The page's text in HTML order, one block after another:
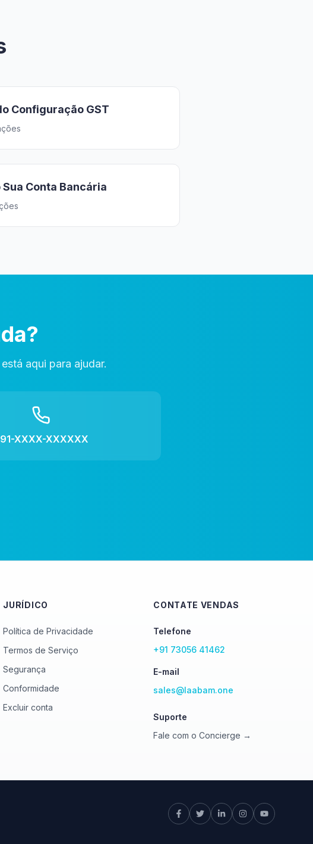
Configuração GST
Conta Bancária
aqui para ajudar.
XXXX-XXXXXX
JURÍDICO
Política de Privacidade
Termos de Serviço
Segurança
Conformidade
Excluir conta
CONTATE VENDAS
Telefone
+91 73056 41462
E-mail
sales@laabam.one
Suporte
Fale com o Concierge →